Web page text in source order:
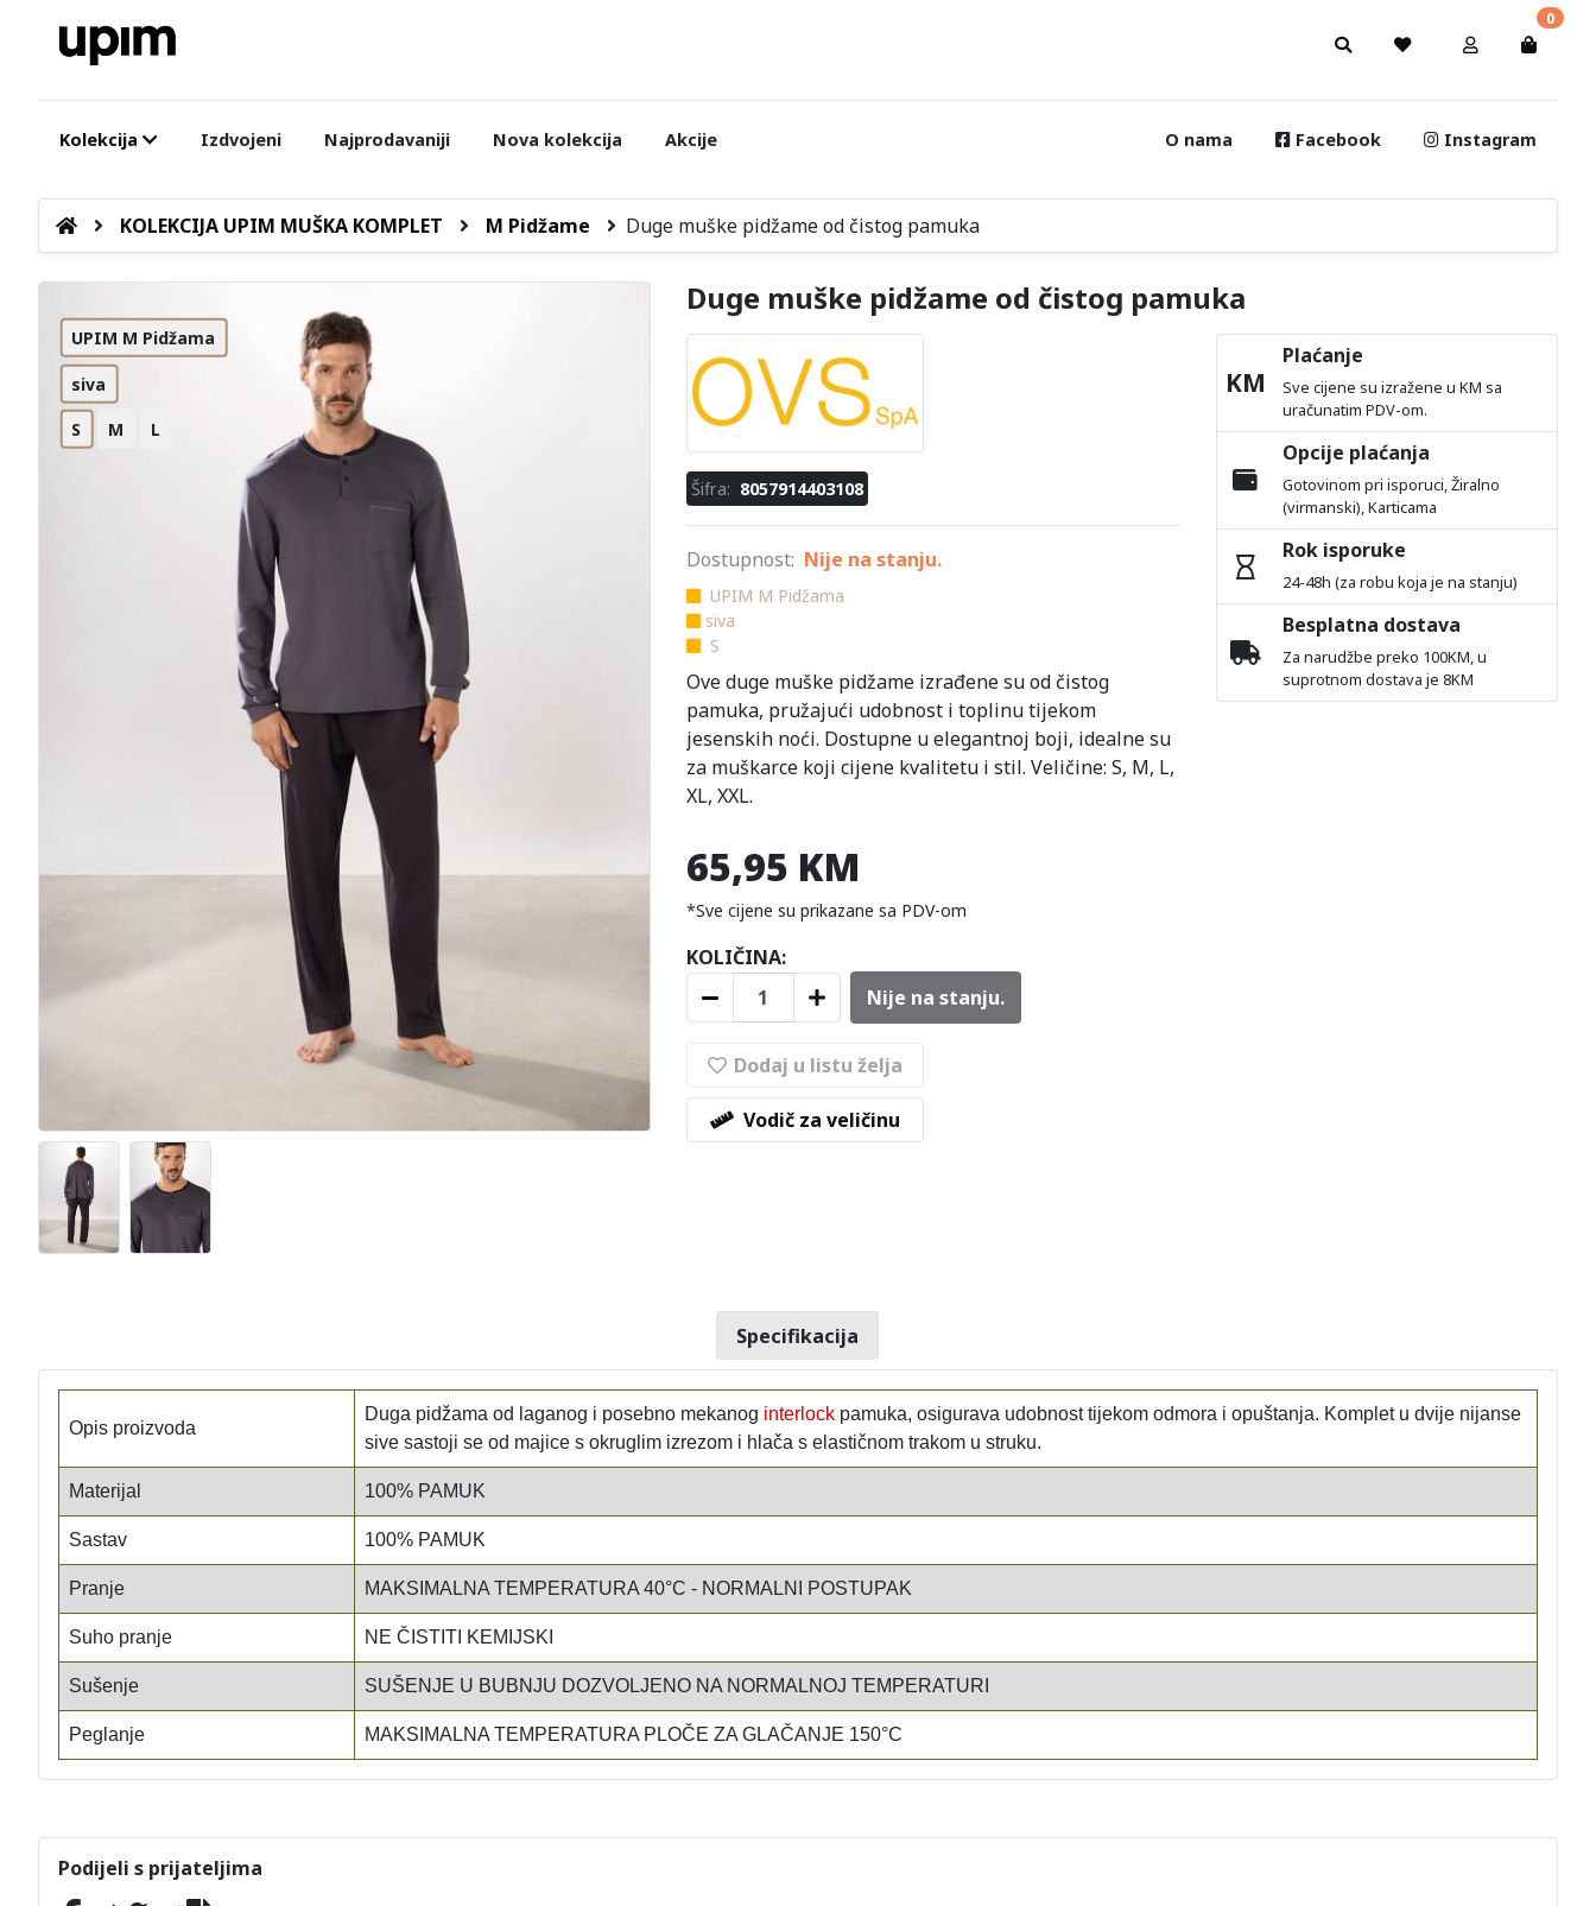
0
Kolekcija Izdvojeni Najprodavaniji Nova kolekcija Akcije O nama Facebook Instagram
KOLEKCIJA UPIM MUŠKA KOMPLET M Pidžame Duge muške pidžame od čistog pamuka
UPIM M Pidžama
siva
S M L
Duge muške pidžame od čistog pamuka
Šifra: 8057914403108
Dostupnost: Nije na stanju.
UPIM M Pidžama
siva
S
Ove duge muške pidžame izrađene su od čistog
pamuka, pružajući udobnost i toplinu tijekom
jesenskih noći. Dostupne u elegantnoj boji, idealne su
za muškarce koji cijene kvalitetu i stil. Veličine: S, M, L,
XL, XXL.
65,95 KM
*Sve cijene su prikazane sa PDV-om
KOLIČINA:
Nije na stanju.
Dodaj u listu želja
Vodič za veličinu
KM
Plaćanje
Sve cijene su izražene u KM sa
uračunatim PDV-om.
Opcije plaćanja
Gotovinom pri isporuci, Žiralno
(virmanski), Karticama
Rok isporuke
24-48h (za robu koja je na stanju)
Besplatna dostava
Za narudžbe preko 100KM, u
suprotnom dostava je 8KM
Specifikacija
Opis proizvoda
Duga pidžama od laganog i posebno mekanog interlockpamuka, osigurava udobnost tijekom odmora i opuštanja. Komplet u dvije nijanse
sive sastoji se od majice s okruglim izrezom i hlača s elastičnom trakom u struku.
Materijal 100% PAMUK
Sastav 100% PAMUK
Pranje MAKSIMALNA TEMPERATURA 40°C - NORMALNI POSTUPAK
Suho pranje NE ČISTITI KEMIJSKI
Sušenje SUŠENJE U BUBNJU DOZVOLJENO NA NORMALNOJ TEMPERATURI
Peglanje MAKSIMALNA TEMPERATURA PLOČE ZA GLAČANJE 150°C
Podijeli s prijateljima